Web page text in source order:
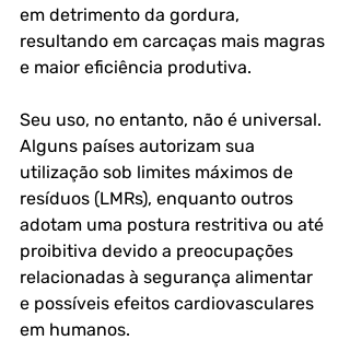
em detrimento da gordura,
resultando em carcaças mais magras
e maior eficiência produtiva.
Seu uso, no entanto, não é universal.
Alguns países autorizam sua
utilização sob limites máximos de
resíduos (LMRs), enquanto outros
adotam uma postura restritiva ou até
proibitiva devido a preocupações
relacionadas à segurança alimentar
e possíveis efeitos cardiovasculares
em humanos.